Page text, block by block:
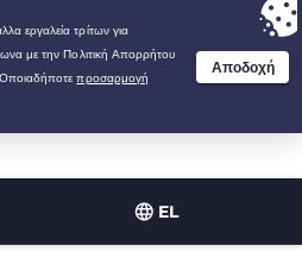
EL
for 2.1666666666667-years at $
/month